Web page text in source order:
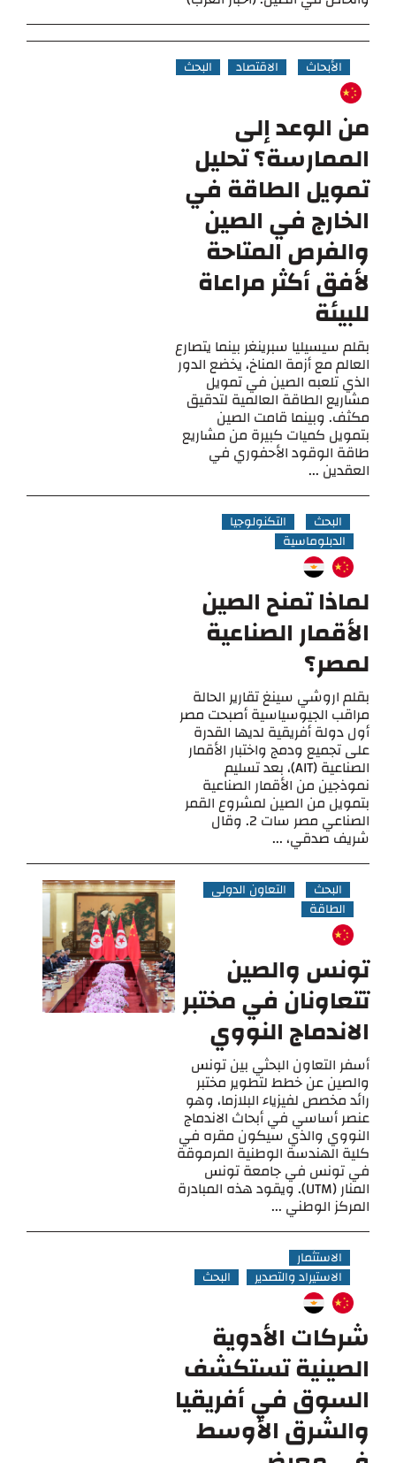
الأبحاث الاقتصاد البحث
من الوعد إلى
الممارسة؟ تحليل
تمويل الطاقة في
الخارج في الصين
والفرص المتاحة
لأفق أكثر مراعاة
للبيئة
بقلم سيسيليا سبرينغر بينما يتصارع
العالم مع أزمة المناخ، يخضع الدور
الذي تلعبه الصين في تمويل
مشاريع الطاقة العالمية لتدقيق
مكثف. وبينما قامت الصين
بتمويل كميات كبيرة من مشاريع
طاقة الوقود الأحفوري في
العقدين ...
البحث
التكنولوجيا
الدبلوماسية
لماذا تمنح الصين
الأقمار الصناعية
لمصر؟
بقلم اروشي سينغ تقارير الحالة
مراقب الجيوسياسية أصبحت مصر
أول دولة أفريقية لديها القدرة
على تجميع ودمج واختبار الأقمار
الصناعية (AIT)، بعد تسليم
نموذجين من الأقمار الصناعية
بتمويل من الصين لمشروع القمر
الصناعي مصر سات 2. وقال
شريف صدقي، ...
البحث
التعاون الدولي
الطاقة
تونس والصين
تتعاونان في مختبر
الاندماج النووي
أسفر التعاون البحثي بين تونس
والصين عن خطط لتطوير مختبر
رائد مخصص لفيزياء البلازما، وهو
عنصر أساسي في أبحاث الاندماج
النووي والذي سيكون مقره في
كلية الهندسة الوطنية المرموقة
في تونس في جامعة تونس
المنار (UTM). ويقود هذه المبادرة
المركز الوطني ...
الاستثمار
الاستيراد والتصدير
البحث
شركات الأدوية
الصينية تستكشف
السوق في أفريقيا
والشرق الأوسط